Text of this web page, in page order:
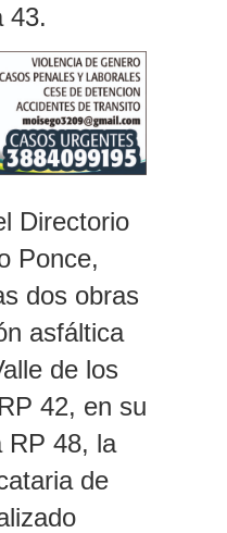
43.
Directorio
Ponce,
dos obras
asfáltica
de los
42, en su
RP 48, la
de